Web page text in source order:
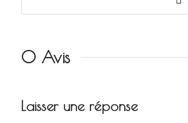
0 Avis
Laisser une réponse